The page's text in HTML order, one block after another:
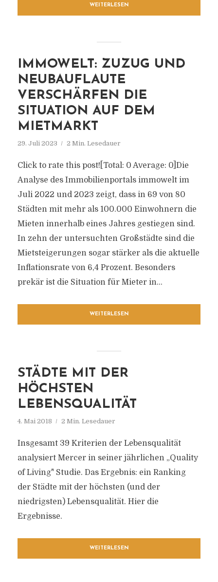
WEITERLESEN
IMMOWELT: ZUZUG UND
NEUBAUFLAUTE
VERSCHÄRFEN DIE
SITUATION AUF DEM
MIETMARKT
29. Juli 2023 2 Min. Lesedauer
Click to rate this post![Total: 0 Average: 0]Die
Analyse des Immobilienportals immowelt im
Juli 2022 und 2023 zeigt, dass in 69 von 80
Städten mit mehr als 100.000 Einwohnern die
Mieten innerhalb eines Jahres gestiegen sind.
In zehn der untersuchten Großstädte sind die
Mietsteigerungen sogar stärker als die aktuelle
Inflationsrate von 6,4 Prozent. Besonders
prekär ist die Situation für Mieter in...
WEITERLESEN
STÄDTE MIT DER
HÖCHSTEN
LEBENSQUALITÄT
4. Mai 2018 2 Min. Lesedauer
Insgesamt 39 Kriterien der Lebensqualität
analysiert Mercer in seiner jährlichen „Quality
of Living" Studie. Das Ergebnis: ein Ranking
der Städte mit der höchsten (und der
niedrigsten) Lebensqualität. Hier die
Ergebnisse.
WEITERLESEN